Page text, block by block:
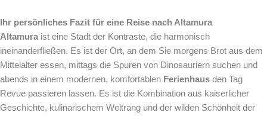
Ihr persönliches Fazit für eine Reise nach Altamura
Altamura ist eine Stadt der Kontraste, die harmonisch
ineinanderfließen. Es ist der Ort, an dem Sie morgens Brot aus dem
Mittelalter essen, mittags die Spuren von Dinosauriern suchen und
abends in einem modernen, komfortablen Ferienhaus den Tag
Revue passieren lassen. Es ist die Kombination aus kaiserlicher
Geschichte, kulinarischem Weltrang und der wilden Schönheit der